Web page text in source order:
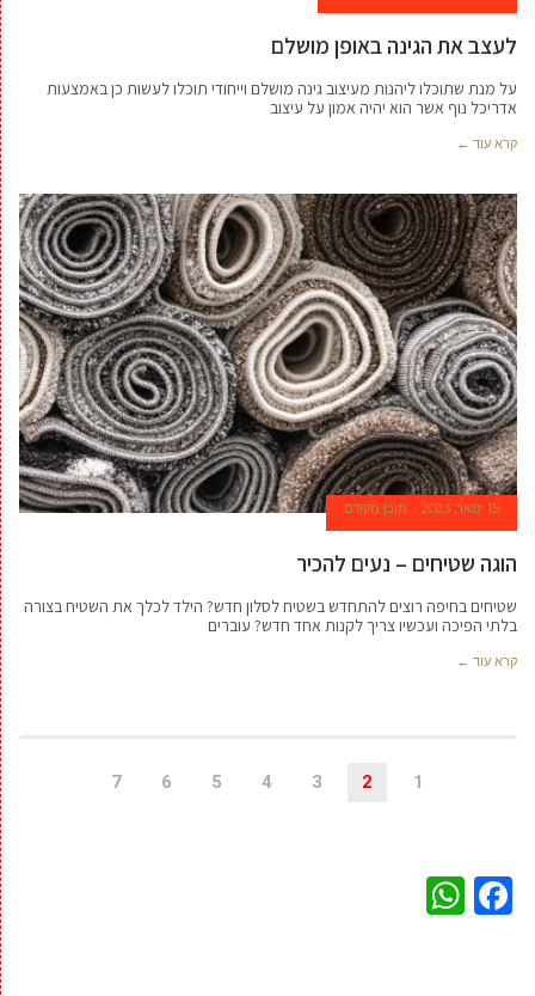
לעצב את הגינה באופן מושלם
על מנת שתוכלו ליהנות מעיצוב גינה מושלם וייחודי תוכלו לעשות כן באמצעות
אדריכל נוף אשר הוא יהיה אמון על עיצוב
קרא עוד ←
15 ינואר, 2023 תוכן מקודם
הוגה שטיחים – נעים להכיר
שטיחים בחיפה רוצים להתחדש בשטיח לסלון חדש? הילד לכלך את השטיח בצורה
בלתי הפיכה ועכשיו צריך לקנות אחד חדש? עוברים
קרא עוד ←
1
2
3
4
5
6
7
Facebook